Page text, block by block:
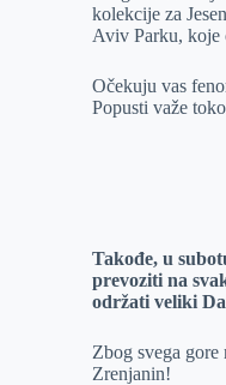
rn
A
p
i
kolekcije za
Aviv Parku, koje
Očekuju vas
Popusti važe
Takođe, u
prevoziti na
održati veliki
Zbog svega
Zrenjanin!